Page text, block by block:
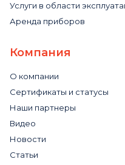
Услуги в области
Аренда приборов
Компания
О компании
Сертификаты и статусы
Наши партнеры
Видео
Новости
Статьи